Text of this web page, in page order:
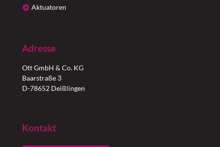
Aktuatoren
Adresse
Ott GmbH & Co. KG
Baarstraße 3
D-78652 Deißlingen
Kontakt